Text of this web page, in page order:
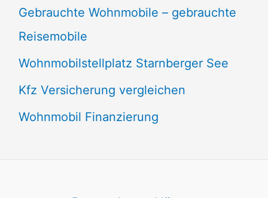
Gebrauchte Wohnmobile – gebrauchte
Reisemobile
Wohnmobilstellplatz Starnberger See
Kfz Versicherung vergleichen
Wohnmobil Finanzierung